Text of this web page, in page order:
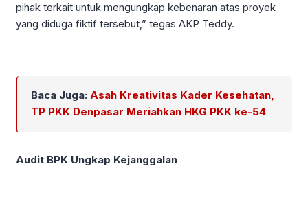
pihak terkait untuk mengungkap kebenaran atas proyek
yang diduga fiktif tersebut,” tegas AKP Teddy.
Baca Juga: Asah Kreativitas Kader Kesehatan,
TP PKK Denpasar Meriahkan HKG PKK ke-54
Audit BPK Ungkap Kejanggalan